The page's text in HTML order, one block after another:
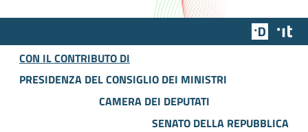
Team
CON IL CONTRIBUTO DI
PRESIDENZA DEL CONSIGLIO DEI MINISTRI
CAMERA DEI DEPUTATI
SENATO DELLA REPUBBLICA